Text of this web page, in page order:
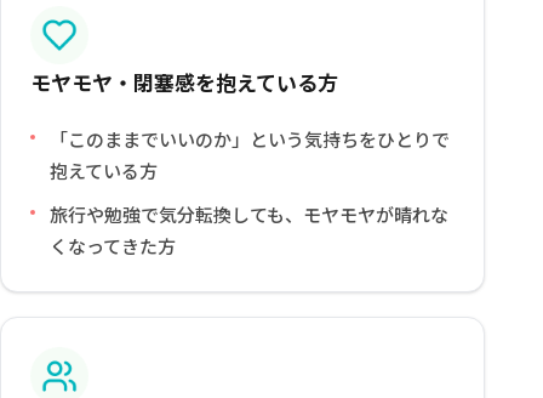
モヤモヤ・閉塞感を抱えている方
「このままでいいのか」という気持ちをひとりで
抱えている方
旅行や勉強で気分転換しても、モヤモヤが晴れな
くなってきた方